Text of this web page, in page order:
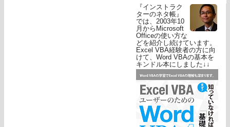
『インストラク
ターのネタ帳』
では、2003年10
月からMicrosoft
Officeの使い方な
どを紹介し続けています。
Excel VBA経験者の方に向
けて、Word VBAの基本を
キンドル本にしました↓↓